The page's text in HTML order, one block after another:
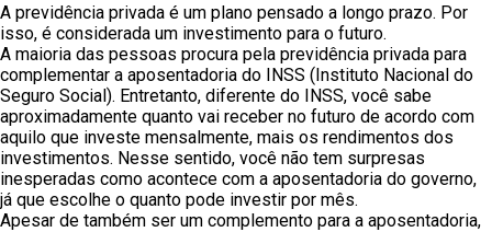
A previdência privada é um plano pensado a longo prazo. Por
isso, é considerada um investimento para o futuro.
A maioria das pessoas procura pela previdência privada para
complementar a aposentadoria do INSS (Instituto Nacional do
Seguro Social). Entretanto, diferente do INSS, você sabe
aproximadamente quanto vai receber no futuro de acordo com
aquilo que investe mensalmente, mais os rendimentos dos
investimentos. Nesse sentido, você não tem surpresas
inesperadas como acontece com a aposentadoria do governo,
já que escolhe o quanto pode investir por mês.
Apesar de também ser um complemento para a aposentadoria,